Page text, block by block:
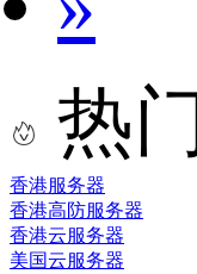
热
香港服务器
香港高防服务器
香港云服务器
美国云服务器